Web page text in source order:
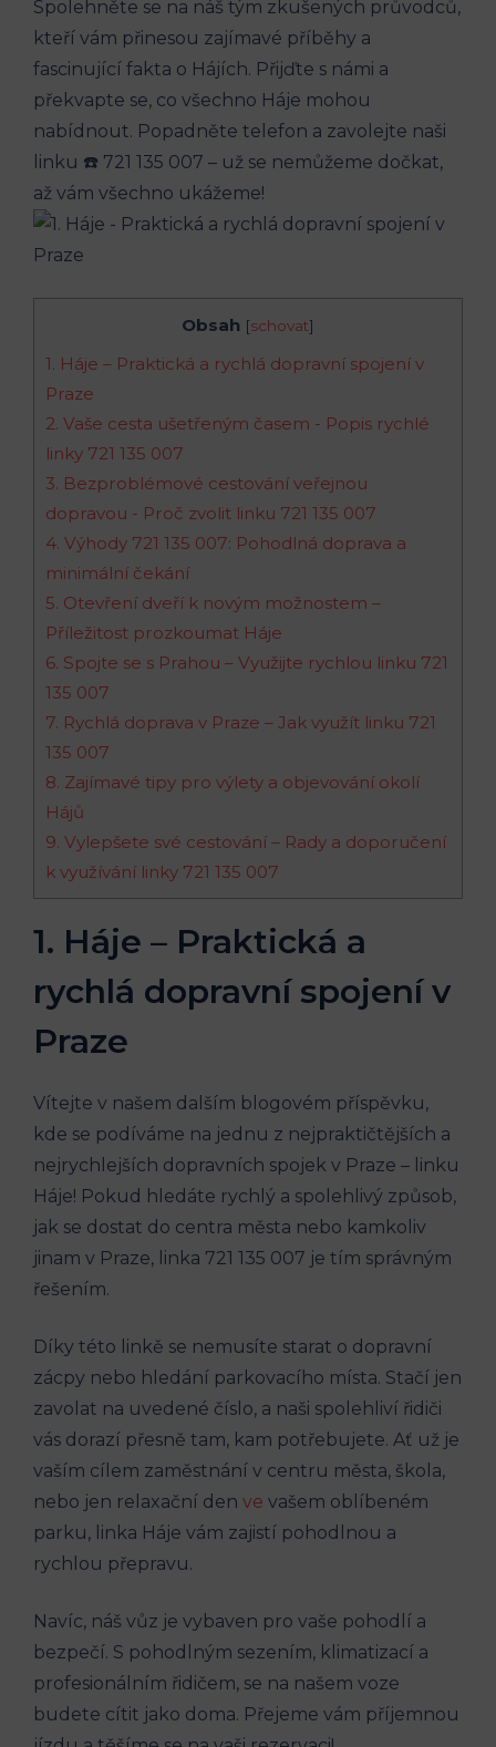
Spolehněte⁢ se na​ náš tým zkušených‍ průvodců,
kteří vám přinesou zajímavé příběhy a
‌fascinující fakta o Hájích. Přijďte s‌ námi a
překvapte se, co⁣ všechno Háje mohou⁣
nabídnout. ‍Popadněte telefon a zavolejte naši
linku ☎️ 721 ‌135 007 ⁣– už se⁤ nemůžeme dočkat,
až vám všechno ukážeme!
Obsah [schovat]
1. Háje – Praktická a rychlá dopravní spojení ‍v
‌Praze
2. Vaše ‍cesta ušetřeným časem ⁤- Popis rychlé
linky ‌721 ‍135⁢ 007
3. Bezproblémové cestování veřejnou
dopravou ​- Proč zvolit linku ⁣721‍ 135 ⁣007
4. Výhody 721‍ 135 ​007: ⁤Pohodlná doprava a
minimální čekání
5. Otevření dveří k novým možnostem –
Příležitost prozkoumat Háje
6. Spojte se s Prahou – ⁤Využijte ‍rychlou linku ‍721‌
135 ‍007
7.‌ Rychlá doprava‍ v Praze – Jak využít linku 721
135 007
8. ⁢Zajímavé tipy ​pro⁣ výlety a objevování⁤ okolí
Hájů
9. Vylepšete⁢ své cestování – Rady a doporučení
k využívání linky 721 135 007
1. Háje – Praktická a
rychlá dopravní spojení ‍v
‌Praze
Vítejte‌ v​ našem dalším blogovém ‌příspěvku,
kde se​ podíváme na jednu ‌z ‍nejpraktičtějších a
nejrychlejších dopravních ⁣spojek v Praze – linku
Háje! Pokud⁢ hledáte rychlý a spolehlivý způsob,
jak se ⁤dostat do ⁢centra města nebo kamkoliv
jinam v Praze, linka 721 ‍135 007 je tím správným
⁢řešením.
Díky této linkě se‌ nemusíte​ starat o dopravní
zácpy nebo hledání ​parkovacího místa.⁤ Stačí jen
‍zavolat na ‍uvedené‍ číslo, a naši spolehliví řidiči
vás ‍dorazí přesně tam, kam potřebujete.⁣ Ať už je
vaším cílem zaměstnání v‍ centru města, škola,
nebo jen relaxační den ve vašem oblíbeném
parku, linka Háje vám zajistí ⁤pohodlnou a
rychlou přepravu.
Navíc,⁤ náš vůz je vybaven ​pro vaše pohodlí ⁤a
bezpečí.​ S pohodlným sezením, klimatizací a
profesionálním řidičem, se na našem voze⁤
budete cítit jako ​doma.‍ Přejeme vám příjemnou